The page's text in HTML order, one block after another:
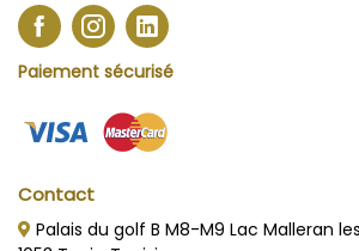
Paiement sécurisé
Contact
Palais du golf B M8-M9 Lac Malleran